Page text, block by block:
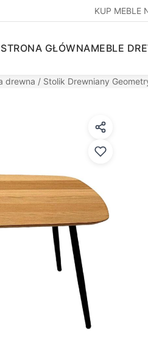
KUP MEBLE
STRONA GŁÓWNAMEBLE
drewna / Stolik Drewniany